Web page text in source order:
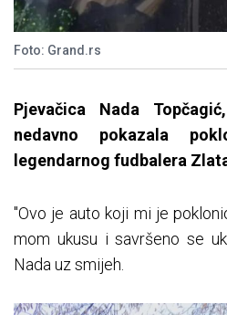
Foto: Grand.rs
Pjevačica Nada
nedavno pokazala
legendarnog fudbalera
"Ovo je auto koji mi je
mom ukusu i savršeno se
Nada uz smijeh.